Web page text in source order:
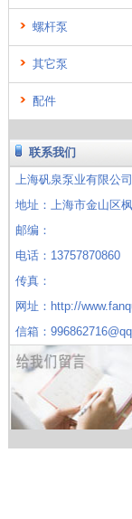
螺杆泵
其它泵
配件
联系我们
上海矾泉泵业有限公司
地址：上海市金山区
邮编：
电话：13757870860
传真：
网址：http://
信箱：